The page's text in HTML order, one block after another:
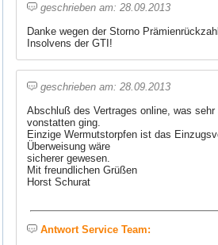
geschrieben am: 28.09.2013
Danke wegen der Storno
Insolvens der GTI!
geschrieben am: 28.09.2013
Abschluß des Vertrages online, was
vonstatten ging.
Einzige Wermutstorpfen ist das
Überweisung wäre
sicherer gewesen.
Mit freundlichen Grüßen
Horst Schurat
Antwort Service Team: